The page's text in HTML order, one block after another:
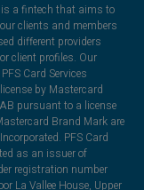
is a fintech that aims to
clients and members
different providers
client profiles. Our
Card Services
by Mastercard
pursuant to a license
Brand Mark are
PFS Card
as an issuer of
registration number
La Vallee House, Upper